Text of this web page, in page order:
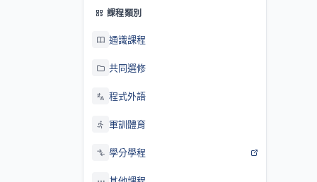
課程類別
通識課程
共同選修
程式外語
軍訓體育
學分學程